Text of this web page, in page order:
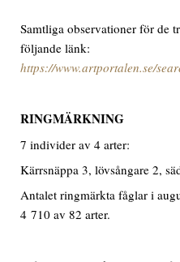
Samtliga observationer för de
följande länk:
https://www.artportalen.se/
RINGMÄRKNING
7 individer av 4 arter:
Kärrsnäppa 3, lövsångare 2,
Antalet ringmärkta fåglar i
4 710 av 82 arter.